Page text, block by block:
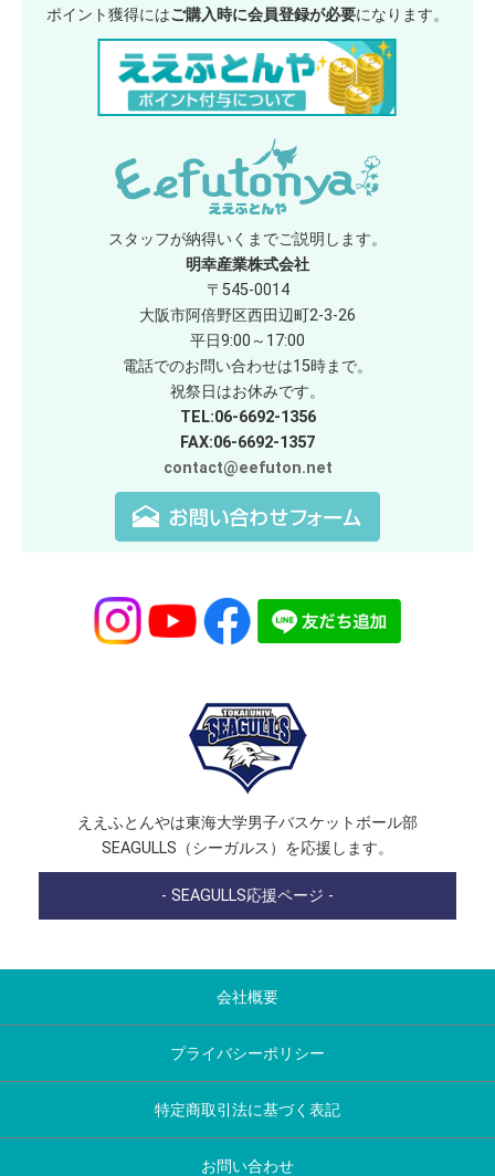
ポイント獲得にはご購入時に会員登録が必要になります。
スタッフが納得いくまでご説明します。
明幸産業株式会社
〒545-0014
大阪市阿倍野区西田辺町2-3-26
平日9:00～17:00
電話でのお問い合わせは15時まで。
祝祭日はお休みです。
TEL:06-6692-1356
FAX:06-6692-1357
contact@eefuton.net
ええふとんやは東海大学男子バスケットボール部
SEAGULLS（シーガルス）を応援します。
- SEAGULLS応援ページ -
会社概要
プライバシーポリシー
特定商取引法に基づく表記
お問い合わせ